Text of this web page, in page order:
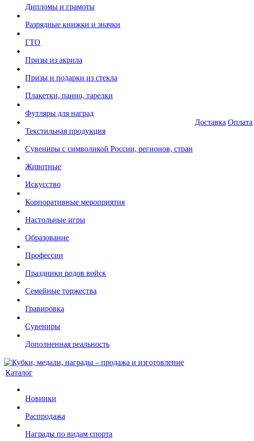
Дипломы и грамоты
Разрядные книжки и значки
ГТО
Призы из акрила
Призы и подарки из стекла
Плакетки, панно, тарелки
Футляры для наград
Текстильная продукция
Сувениры с символикой России, регионов, стран
Животные
Искусство
Корпоративные мероприятия
Настольные игры
Образование
Профессии
Праздники родов войск
Семейные торжества
Гравировка
Сувениры
Дополненная реальность
Доставка Оплата
Каталог
Новинки
Распродажа
Награды по видам спорта